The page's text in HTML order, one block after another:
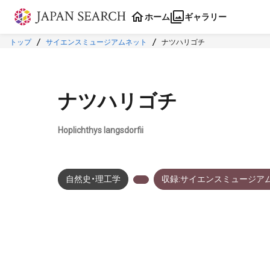
本文に飛ぶ
ホーム ギャラリー
トップ サイエンスミュージアムネット ナツハリゴチ
ナツハリゴチ
Hoplichthys langsdorfii
自然史・理工学 収録:サイエンスミュージア